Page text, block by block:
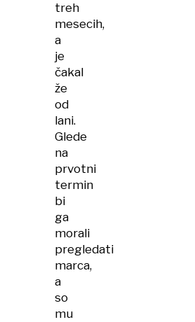
treh
mesecih,
a
je
čakal
že
od
lani.
Glede
na
prvotni
termin
bi
ga
morali
pregledati
marca,
a
so
mu